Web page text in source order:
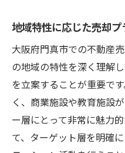
地域特性に応じた売却
大阪府門真市での不動産
の地域の特性を深く理解
を立案することが重要で
く、商業施設や教育施設
ー層にとって非常に魅力
て、ターゲット層を明確